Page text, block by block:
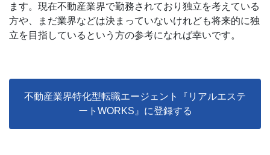
ます。現在不動産業界で勤務されており独立を考えている
方や、まだ業界などは決まっていないけれども将来的に独
立を目指しているという方の参考になれば幸いです。
不動産業界特化型転職エージェント『リアルエステ
ートWORKS』に登録する